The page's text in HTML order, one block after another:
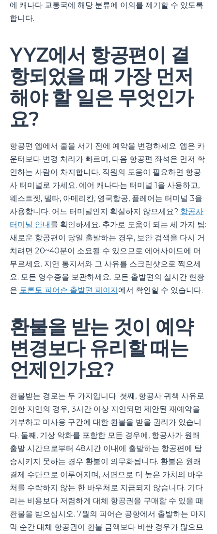
에 캐나다 교통국에 해당 분류에 이의를 제기할 수 있도록
합니다.
YYZ에서 항공편이 결
항되었을 때 가장 먼저
해야 할 일은 무엇인가
요?
항공편 앱에서 줄을 서기 전에 예약을 변경하세요. 앱은 카
운터보다 변경 처리가 빠르며, 다음 항공편 좌석은 먼저 확
인하는 사람이 차지합니다. 직원의 도움이 필요하면 항공
사 터미널로 가세요. 에어 캐나다는 터미널 1을 사용하고,
웨스트젯, 델타, 아메리칸, 영국항공, 플레어는 터미널 3을
사용합니다. 어느 터미널인지 확실하지 않으세요? 항공사
터미널 안내를 확인하세요. 추가로 도움이 되는 세 가지 팁:
새로운 항공편이 당일 출발하는 경우, 보안 검색을 다시 거
치려면 20~40분이 소요될 수 있으므로 에어사이드에 머
무르세요. 지연 통지서와 그 사유를 스크린샷으로 찍으세
요. 모든 영수증을 보관하세요. 모든 출발편의 실시간 현황
은 토론토 피어슨 출발편 페이지에서 확인할 수 있습니다.
환불을 받는 것이 예약
변경보다 유리할 때는
언제인가요?
환불받는 경로는 두 가지입니다. 첫째, 항공사 귀책 사유로
인한 지연의 경우, 3시간 이상 지연되면 제안된 재예약을
거부하고 미사용 구간에 대한 환불을 받을 권리가 있습니
다. 둘째, 기상 악화를 포함한 모든 경우에, 항공사가 원래
출발 시간으로부터 48시간 이내에 출발하는 항공편에 탑
승시키지 못하는 경우 환불이 의무화됩니다. 환불은 원래
결제 수단으로 이루어지며, 서면으로 더 높은 가치의 바우
처를 수락하지 않는 한 바우처로 지급되지 않습니다. 기다
리는 비용보다 저렴하게 대체 항공권을 구매할 수 있을 때
환불을 받으십시오. 7월의 피어슨 공항에서 출발하는 마지
막 순간 대체 항공권이 환불 금액보다 비싼 경우가 많으므